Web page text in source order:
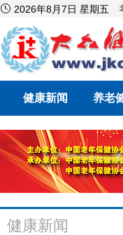
 2026年8月7日 星期五
健康新闻 养老
健康新闻